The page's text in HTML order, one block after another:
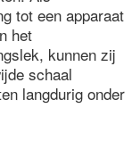
tot een apparaat
het
kunnen zij
schaal
langdurig onder